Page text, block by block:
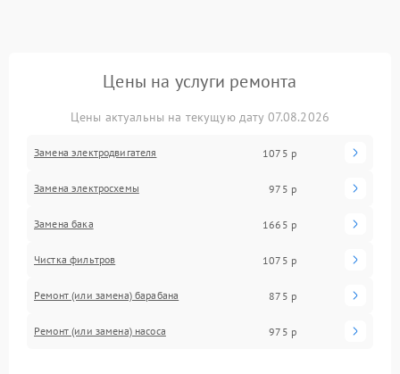
Цены на услуги ремонта
Цены актуальны на текущую дату 07.08.2026
Замена электродвигателя 1075 р
Замена электросхемы 975 р
Замена бака 1665 р
Чистка фильтров 1075 р
Ремонт (или замена) барабана 875 р
Ремонт (или замена) насоса 975 р